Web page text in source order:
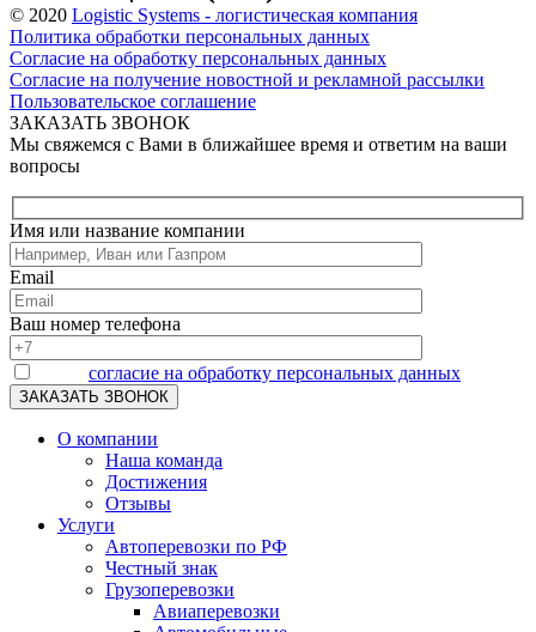
© 2020 Logistic Systems - логистическая компания
Политика обработки персональных данных
Согласие на обработку персональных данных
Согласие на получение новостной и рекламной рассылки
Пользовательское соглашение
ЗАКАЗАТЬ ЗВОНОК
Мы свяжемся с Вами в ближайшее время и ответим на ваши
вопросы
Имя или название компании
Email
Ваш номер телефона
согласие на обработку персональных данных
О компании
Наша команда
Достижения
Отзывы
Услуги
Автоперевозки по РФ
Честный знак
Грузоперевозки
Авиаперевозки